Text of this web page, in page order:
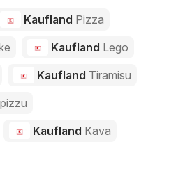
Kaufland Pizza
Kaufland Lego
Kaufland Tiramisu
Kaufland Kava